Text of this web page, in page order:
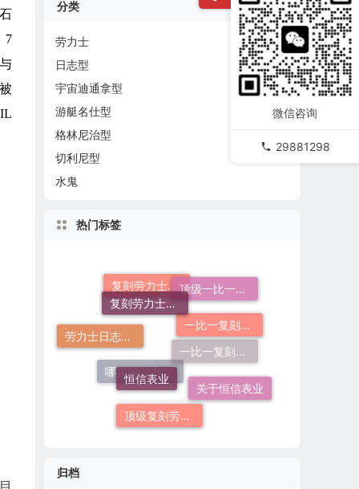
7
分类
劳力士
日志型
宇宙迪通拿型
游艇名仕型
格林尼治型
切利尼型
水鬼
热门标签
复刻劳力士手表 顶级一比一复刻劳力士手表价格
一比一复刻劳力士
哪卖的劳力士日志36高仿好
劳力士日志哪个厂仿好
复刻劳力士一般多少钱
一比一复刻劳力士手表
关于恒信表业
顶级复刻劳力士手表
恒信表业
归档
微信咨询
29881298